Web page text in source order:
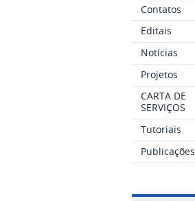
Contatos
Editais
Notícias
Projetos
CARTA DE
SERVIÇOS
Tutoriais
Publicações